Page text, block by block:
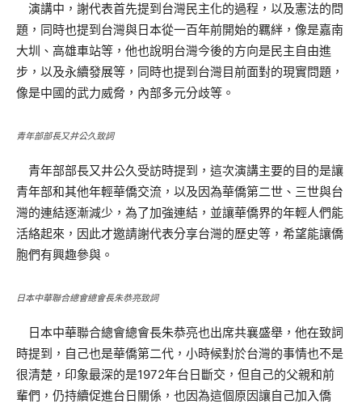
演講中，謝代表首先提到台灣民主化的過程，以及憲法的問
題，同時也提到台灣與日本從一百年前開始的羈絆，像是嘉南
大圳、高雄車站等，他也說明台灣今後的方向是民主自由進
步，以及永續發展等，同時也提到台灣目前面對的現實問題，
像是中國的武力威脅，內部多元分歧等。
青年部部長又井公久致詞
青年部部長又井公久受訪時提到，這次演講主要的目的是讓
青年部和其他年輕華僑交流，以及因為華僑第二世、三世與台
灣的連結逐漸減少，為了加強連結，並讓華僑界的年輕人們能
活絡起來，因此才邀請謝代表分享台灣的歷史等，希望能讓僑
胞們有興趣參與。
日本中華聯合總會總會長朱恭亮致詞
日本中華聯合總會總會長朱恭亮也出席共襄盛舉，他在致詞
時提到，自己也是華僑第二代，小時候對於台灣的事情也不是
很清楚，印象最深的是1972年台日斷交，但自己的父親和前
輩們，仍持續促進台日關係，也因為這個原因讓自己加入僑